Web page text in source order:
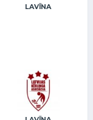
LAVĪNA